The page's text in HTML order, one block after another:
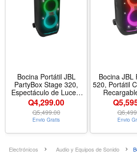
Bocina Portátil JBL
PartyBox Stage 320,
Espectáculo de Luces,
Resistente a
Salpicaduras, Color
Negro
Q4,299.00
Q5,499.00
Envio Gratis
Bocina JBL
520, Portátil
Q
Envio
Electrónicos Audio y Equipos de Sonido